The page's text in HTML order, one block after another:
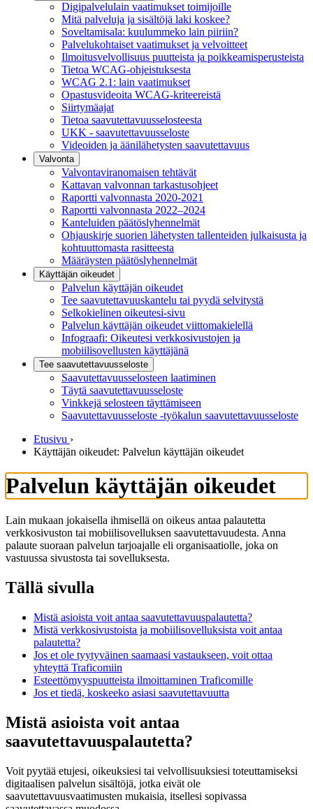
Digipalvelulain vaatimukset toimijoille
Mitä palveluja ja sisältöjä laki koskee?
Soveltamisala: kuulummeko lain piiriin?
Palvelukohtaiset vaatimukset ja velvoitteet
Ilmoitusvelvollisuus puutteista ja poikkeamisperusteista
Tietoa WCAG-ohjeistuksesta
WCAG 2.1: lain vaatimukset
Opastusvideoita WCAG-kriteereistä
Siirtymäajat
Tietoa saavutettavuusselosteesta
UKK - saavutettavuusseloste
Videoiden ja äänilähetysten saavutettavuus
Valvonta
Valvontaviranomaisen tehtävät
Kattavan valvonnan tarkastusohjeet
Raportti valvonnasta 2020-2021
Raportti valvonnasta 2022–2024
Kanteluiden päätöslyhennelmät
Ohjauskirje suorien lähetysten tallenteiden julkaisusta ja
kohtuuttomasta rasitteesta
Määräysten päätöslyhennelmät
Käyttäjän oikeudet
Palvelun käyttäjän oikeudet
Tee saavutettavuuskantelu tai pyydä selvitystä
Selkokielinen oikeutesi-sivu
Palvelun käyttäjän oikeudet viittomakielellä
Infograafi: Oikeutesi verkkosivustojen ja
mobiilisovellusten käyttäjänä
Tee saavutettavuusseloste
Saavutettavuus­selosteen laatiminen
Täytä saavutettavuusseloste
Vinkkejä selosteen täyttämiseen
Saavutettavuusseloste -työkalun saavutettavuusseloste
Etusivu ›
Käyttäjän oikeudet: Palvelun käyttäjän oikeudet
Palvelun käyttäjän oikeudet
Lain mukaan jokaisella ihmisellä on oikeus antaa palautetta
verkkosivuston tai mobiilisovelluksen saavutettavuudesta. Anna
palaute suoraan palvelun tarjoajalle eli organisaatiolle, joka on
vastuussa sivustosta tai sovelluksesta.
Tällä sivulla
Mistä asioista voit antaa saavutettavuuspalautetta?
Mistä verkkosivustoista ja mobiilisovelluksista voit antaa
palautetta?
Jos et ole tyytyväinen saamaasi vastaukseen, voit ottaa
yhteyttä Traficomiin
Esteettömyyspuutteista ilmoittaminen Traficomille
Jos et tiedä, koskeeko asiasi saavutettavuutta
Mistä asioista voit antaa
saavutettavuuspalautetta?
Voit pyytää etujesi, oikeuksiesi tai velvollisuuksiesi toteuttamiseksi
digitaalisen palvelun sisältöjä, jotka eivät ole
saavutettavuusvaatimusten mukaisia, itsellesi sopivassa